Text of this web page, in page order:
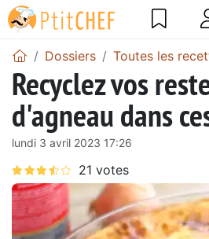
Dossiers Toutes les
Recyclez vos
d'agneau dans
lundi 3 avril 2023 17:26